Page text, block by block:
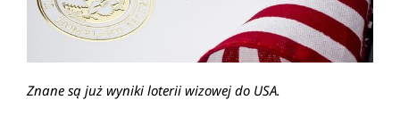
Znane są już wyniki loterii wizowej do USA.